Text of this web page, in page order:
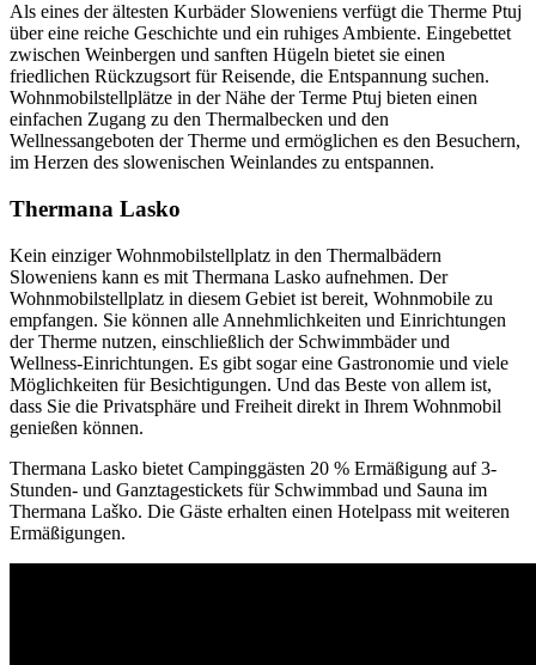
Als eines der ältesten Kurbäder Sloweniens verfügt die Therme Ptuj
über eine reiche Geschichte und ein ruhiges Ambiente. Eingebettet
zwischen Weinbergen und sanften Hügeln bietet sie einen
friedlichen Rückzugsort für Reisende, die Entspannung suchen.
Wohnmobilstellplätze in der Nähe der Terme Ptuj bieten einen
einfachen Zugang zu den Thermalbecken und den
Wellnessangeboten der Therme und ermöglichen es den Besuchern,
im Herzen des slowenischen Weinlandes zu entspannen.
Thermana Lasko
Kein einziger Wohnmobilstellplatz in den Thermalbädern
Sloweniens kann es mit Thermana Lasko aufnehmen. Der
Wohnmobilstellplatz in diesem Gebiet ist bereit, Wohnmobile zu
empfangen. Sie können alle Annehmlichkeiten und Einrichtungen
der Therme nutzen, einschließlich der Schwimmbäder und
Wellness-Einrichtungen. Es gibt sogar eine Gastronomie und viele
Möglichkeiten für Besichtigungen. Und das Beste von allem ist,
dass Sie die Privatsphäre und Freiheit direkt in Ihrem Wohnmobil
genießen können.
Thermana Lasko bietet Campinggästen 20 % Ermäßigung auf 3-
Stunden- und Ganztagestickets für Schwimmbad und Sauna im
Thermana Laško. Die Gäste erhalten einen Hotelpass mit weiteren
Ermäßigungen.